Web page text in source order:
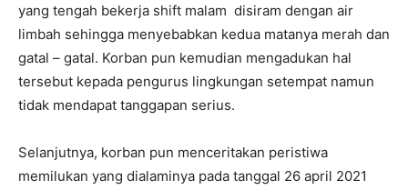
yang tengah bekerja shift malam disiram dengan air
limbah sehingga menyebabkan kedua matanya merah dan
gatal – gatal. Korban pun kemudian mengadukan hal
tersebut kepada pengurus lingkungan setempat namun
tidak mendapat tanggapan serius.
Selanjutnya, korban pun menceritakan peristiwa
memilukan yang dialaminya pada tanggal 26 april 2021